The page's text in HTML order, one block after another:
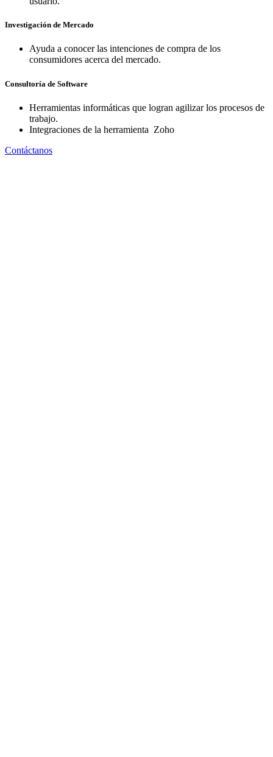
Investigación de Mercado
Ayuda a conocer las intenciones de compra de los
consumidores acerca del mercado.
Consultoría de Software
Herramientas informáticas que logran agilizar los procesos de
trabajo.
Integraciones de la herramienta Zoho
Contáctanos